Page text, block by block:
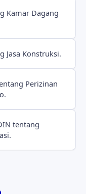
Kamar Dagang
Jasa Konstruksi.
Perizinan
tentang